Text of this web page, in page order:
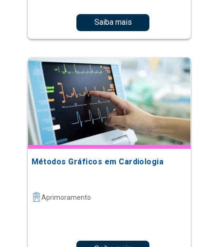
Saiba mais
Métodos Gráficos em Cardiologia
Aprimoramento